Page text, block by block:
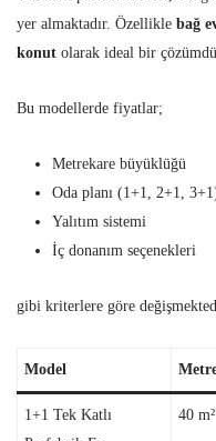
yer almaktadır. Özellikle bağ
konut olarak ideal bir
Bu modellerde fiyatlar;
Metrekare büyüklüğü
Oda planı (1+1, 2+1,
Yalıtım sistemi
İç donanım seçenekleri
gibi kriterlere göre
Model
1+1 Tek Katlı
40 m²